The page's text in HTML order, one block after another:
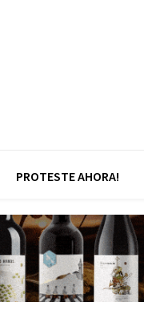
PROTESTE AHORA!